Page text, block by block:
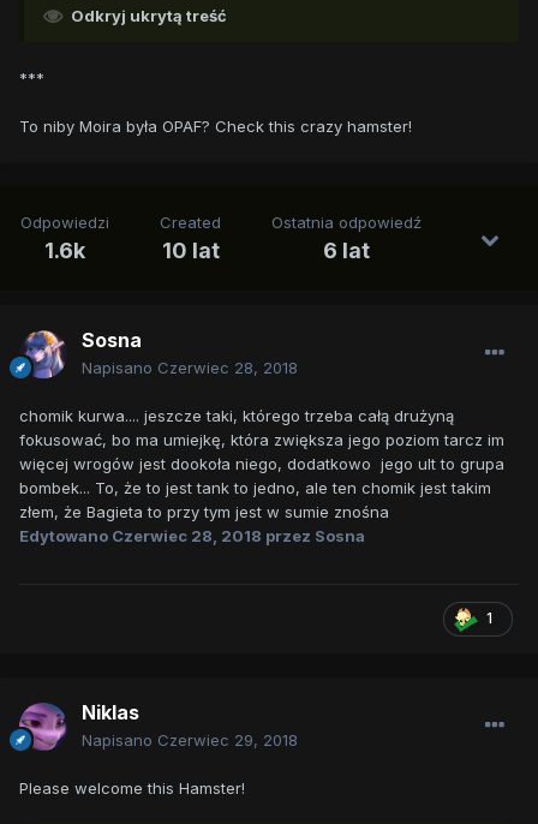
Odkryj ukrytą treść
***
To niby Moira była OPAF? Check this crazy hamster!
Odpowiedzi
1.6k
Created
10 lat
Ostatnia odpowiedź
6 lat
Sosna
Napisano Czerwiec 28, 2018
chomik kurwa.... jeszcze taki, którego trzeba całą drużyną
fokusować, bo ma umiejkę, która zwiększa jego poziom tarcz im
więcej wrogów jest dookoła niego, dodatkowo jego ult to grupa
bombek... To, że to jest tank to jedno, ale ten chomik jest takim
złem, że Bagieta to przy tym jest w sumie znośna
Edytowano Czerwiec 28, 2018 przez Sosna
1
Niklas
Napisano Czerwiec 29, 2018
Please welcome this Hamster!